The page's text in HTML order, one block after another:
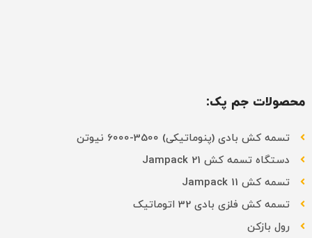
محصولات جم پک:
تسمه کش بادی (پنوماتیکی) 3500-6000 نیوتن
دستگاه تسمه کش Jampack 21
تسمه کش Jampack 11
تسمه کش فلزی بادی 32 اتوماتیک
رول بازکن